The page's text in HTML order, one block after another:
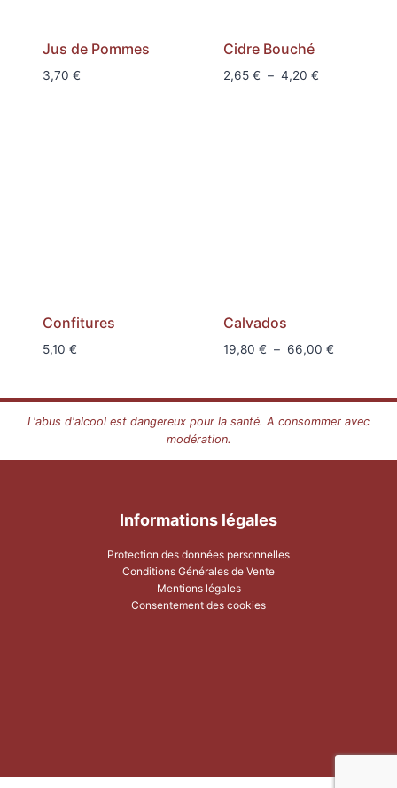
Jus de Pommes
3,70 €
Cidre Bouché
2,65 € – 4,20 €
Confitures
5,10 €
Calvados
19,80 € – 66,00 €
19,80 €
à
L'abus d'alcool est dangereux pour la santé. A consommer avec
modération.
Informations légales
Protection des données personnelles
Conditions Générales de Vente
Mentions légales
Consentement des cookies